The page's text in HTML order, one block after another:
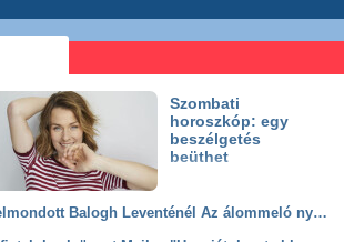
Szombati
horoszkóp: egy
beszélgetés
beüthet
Felmondott Balogh Leventénél Az álommeló nyertese